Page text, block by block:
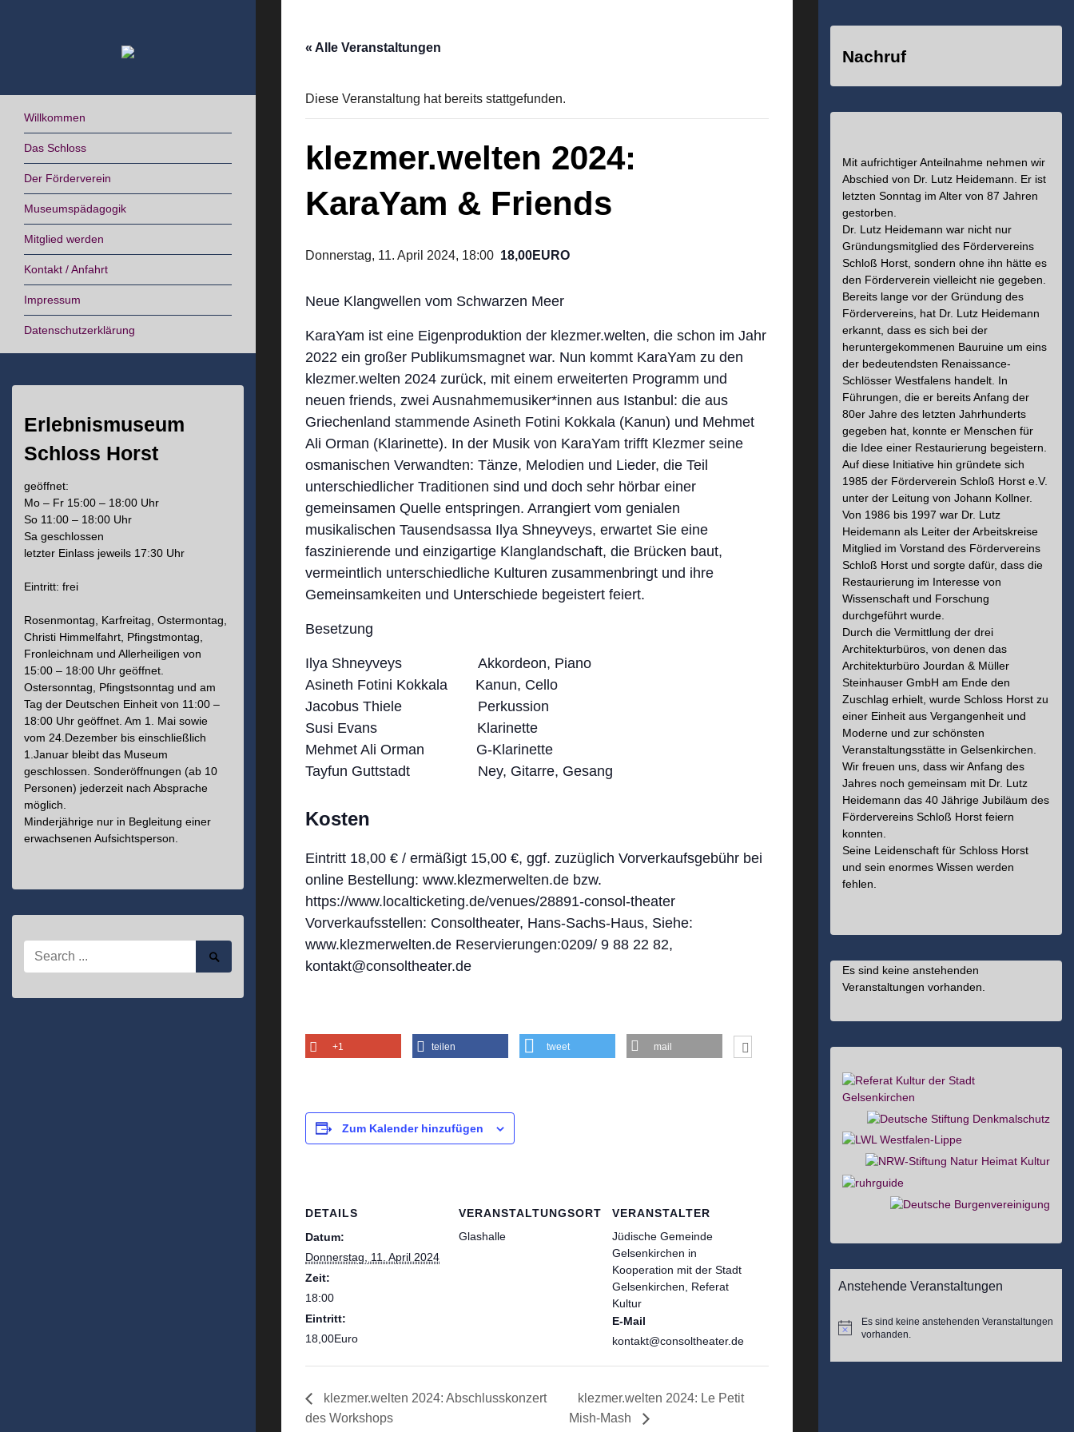
Willkommen
Das Schloss
Der Förderverein
Museumspädagogik
Mitglied werden
Kontakt / Anfahrt
Impressum
Datenschutzerklärung
Erlebnismuseum
Schloss Horst
geöffnet:
Mo – Fr 15:00 – 18:00 Uhr
So 11:00 – 18:00 Uhr
Sa geschlossen
letzter Einlass jeweils 17:30 Uhr
Eintritt: frei
Rosenmontag, Karfreitag, Ostermontag,
Christi Himmelfahrt, Pfingstmontag,
Fronleichnam und Allerheiligen von
15:00 – 18:00 Uhr geöffnet.
Ostersonntag, Pfingstsonntag und am
Tag der Deutschen Einheit von 11:00 –
18:00 Uhr geöffnet. Am 1. Mai sowie
vom 24.Dezember bis einschließlich
1.Januar bleibt das Museum
geschlossen. Sonderöffnungen (ab 10
Personen) jederzeit nach Absprache
möglich.
Minderjährige nur in Begleitung einer
erwachsenen Aufsichtsperson.
for:
Search
Submit
« Alle Veranstaltungen
Diese Veranstaltung hat bereits stattgefunden.
klezmer.welten 2024:
KaraYam & Friends
Donnerstag, 11. April 2024, 18:00 18,00EURO
Neue Klangwellen vom Schwarzen Meer
KaraYam ist eine Eigenproduktion der klezmer.welten, die schon im Jahr
2022 ein großer Publikumsmagnet war. Nun kommt KaraYam zu den
klezmer.welten 2024 zurück, mit einem erweiterten Programm und
neuen friends, zwei Ausnahmemusiker*innen aus Istanbul: die aus
Griechenland stammende Asineth Fotini Kokkala (Kanun) und Mehmet
Ali Orman (Klarinette). In der Musik von KaraYam trifft Klezmer seine
osmanischen Verwandten: Tänze, Melodien und Lieder, die Teil
unterschiedlicher Traditionen sind und doch sehr hörbar einer
gemeinsamen Quelle entspringen. Arrangiert vom genialen
musikalischen Tausendsassa Ilya Shneyveys, erwartet Sie eine
faszinierende und einzigartige Klanglandschaft, die Brücken baut,
vermeintlich unterschiedliche Kulturen zusammenbringt und ihre
Gemeinsamkeiten und Unterschiede begeistert feiert.
Besetzung
Ilya Shneyveys Akkordeon, Piano
Asineth Fotini Kokkala Kanun, Cello
Jacobus Thiele Perkussion
Susi Evans Klarinette
Mehmet Ali Orman G-Klarinette
Tayfun Guttstadt Ney, Gitarre, Gesang
Kosten
Eintritt 18,00 € / ermäßigt 15,00 €, ggf. zuzüglich Vorverkaufsgebühr bei
online Bestellung: www.klezmerwelten.de bzw.
https://www.localticketing.de/venues/28891-consol-theater
Vorverkaufsstellen: Consoltheater, Hans-Sachs-Haus, Siehe:
www.klezmerwelten.de Reservierungen:0209/ 9 88 22 82,
kontakt@consoltheater.de
+1 teilen tweet mail
Zum Kalender hinzufügen
DETAILS
Datum:
Donnerstag, 11. April 2024
Zeit:
18:00
Eintritt:
18,00Euro
VERANSTALTUNGSORT
Glashalle
VERANSTALTER
Jüdische Gemeinde
Gelsenkirchen in
Kooperation mit der Stadt
Gelsenkirchen, Referat
Kultur
E-Mail
kontakt@consoltheater.de
klezmer.welten 2024: Abschlusskonzert
des Workshops
klezmer.welten 2024: Le Petit
Mish-Mash
Nachruf
Mit aufrichtiger Anteilnahme nehmen wir
Abschied von Dr. Lutz Heidemann. Er ist
letzten Sonntag im Alter von 87 Jahren
gestorben.
Dr. Lutz Heidemann war nicht nur
Gründungsmitglied des Fördervereins
Schloß Horst, sondern ohne ihn hätte es
den Förderverein vielleicht nie gegeben.
Bereits lange vor der Gründung des
Fördervereins, hat Dr. Lutz Heidemann
erkannt, dass es sich bei der
heruntergekommenen Bauruine um eins
der bedeutendsten Renaissance-
Schlösser Westfalens handelt. In
Führungen, die er bereits Anfang der
80er Jahre des letzten Jahrhunderts
gegeben hat, konnte er Menschen für
die Idee einer Restaurierung begeistern.
Auf diese Initiative hin gründete sich
1985 der Förderverein Schloß Horst e.V.
unter der Leitung von Johann Kollner.
Von 1986 bis 1997 war Dr. Lutz
Heidemann als Leiter der Arbeitskreise
Mitglied im Vorstand des Fördervereins
Schloß Horst und sorgte dafür, dass die
Restaurierung im Interesse von
Wissenschaft und Forschung
durchgeführt wurde.
Durch die Vermittlung der drei
Architekturbüros, von denen das
Architekturbüro Jourdan & Müller
Steinhauser GmbH am Ende den
Zuschlag erhielt, wurde Schloss Horst zu
einer Einheit aus Vergangenheit und
Moderne und zur schönsten
Veranstaltungsstätte in Gelsenkirchen.
Wir freuen uns, dass wir Anfang des
Jahres noch gemeinsam mit Dr. Lutz
Heidemann das 40 Jährige Jubiläum des
Fördervereins Schloß Horst feiern
konnten.
Seine Leidenschaft für Schloss Horst
und sein enormes Wissen werden
fehlen.
Es sind keine anstehenden
Veranstaltungen vorhanden.
Anstehende Veranstaltungen
Hinweis
Es sind keine anstehenden Veranstaltungen
vorhanden.